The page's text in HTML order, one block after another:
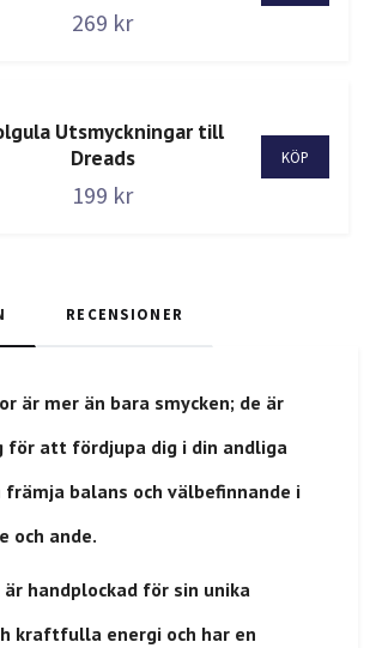
269 kr
Utsmyckningar till
Dreads
199 kr
RECENSIONER
är mer än bara smycken; de är
för att fördjupa dig i din andliga
främja balans och välbefinnande i
och ande.
handplockad för sin unika
kraftfulla energi och har en